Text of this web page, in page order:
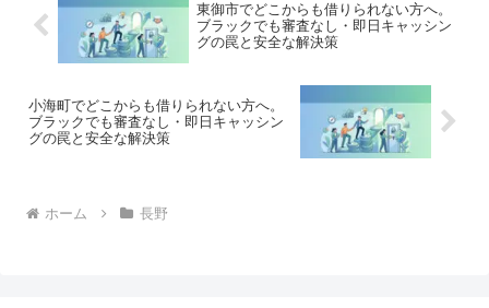
東御市でどこからも借りられない方へ。
ブラックでも審査なし・即日キャッシン
グの罠と安全な解決策
小海町でどこからも借りられない方へ。
ブラックでも審査なし・即日キャッシン
グの罠と安全な解決策
ホーム 長野